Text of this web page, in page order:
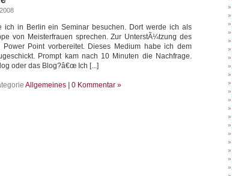
ich in Berlin ein Seminar besuchen. Dort werde ich als
von Meisterfrauen sprechen. Zur UnterstÃ¼tzung des
Point vorbereitet. Dieses Medium habe ich dem
Prompt kam nach 10 Minuten die Nachfrage.
oder das Blog?â€œ Ich [...]
Allgemeines 0 Kommentar »